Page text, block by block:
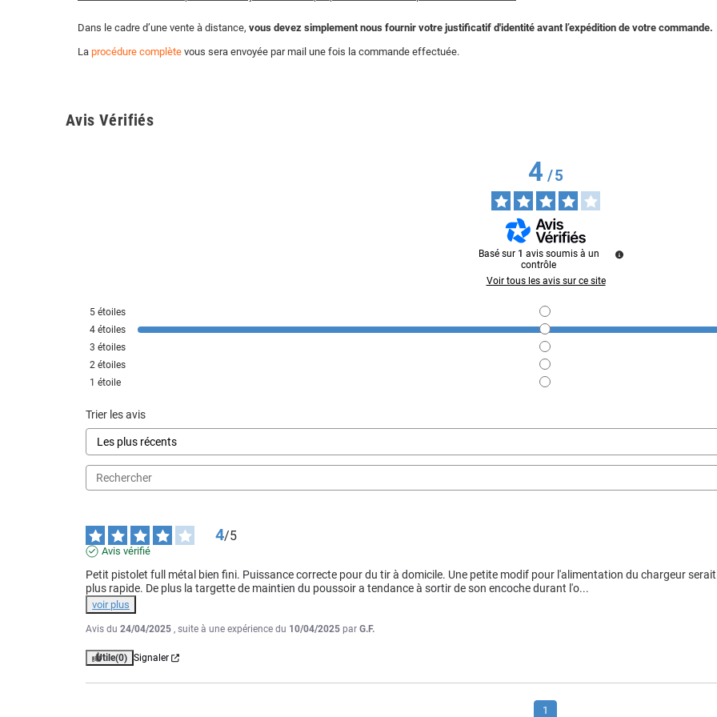
Dans le cadre d’une vente à distance, vous devez simplement nous fournir votre justificatif d'identité avant l’expédition de votre commande.
La procédure complète vous sera envoyée par mail une fois la commande effectuée.
Avis Vérifiés
4/5
Basé sur 1 avis soumis à un
contrôle
Voir tous les avis sur ce site
5 étoiles
4 étoiles
3 étoiles
2 étoiles
1 étoile
Trier les avis
4/5
Avis vérifié
Petit pistolet full métal bien fini. Puissance correcte pour du tir à domicile. Une petite modif pour l'alimentation du chargeur
plus rapide. De plus la targette de maintien du poussoir a tendance à sortir de son encoche durant l'o...
voir plus
Avis du 24/04/2025 , suite à une expérience du 10/04/2025 par G.F.
Utile(0) Signaler
1